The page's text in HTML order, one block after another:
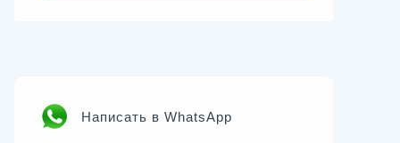
Написать в WhatsApp